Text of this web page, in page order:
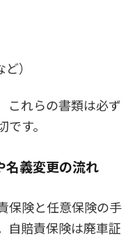
）
これらの書類は必ず
す。
名義変更の流れ
保険と任意保険の手
自賠責保険は廃車証